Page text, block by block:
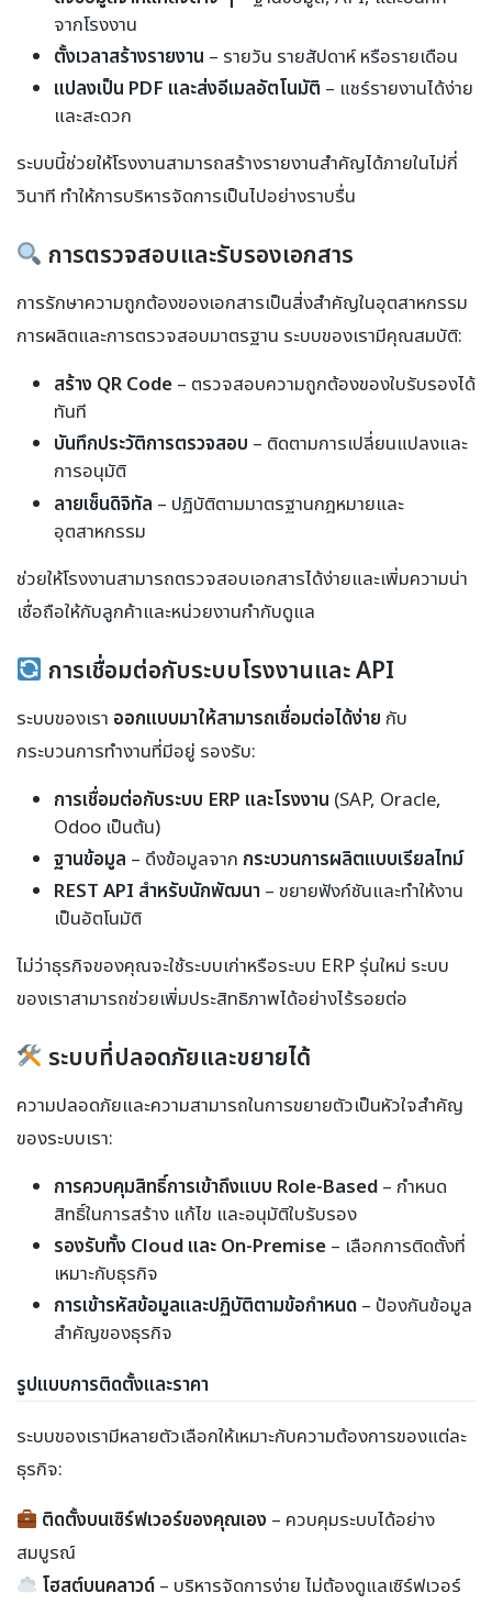
จากโรงงาน
ตั้งเวลาสร้างรายงาน – รายวัน รายสัปดาห์ หรือรายเดือน
แปลงเป็น PDF และส่งอีเมลอัตโนมัติ – แชร์รายงานได้ง่าย
และสะดวก
ระบบนี้ช่วยให้โรงงานสามารถสร้างรายงานสำคัญได้ภายในไม่กี่
วินาที ทำให้การบริหารจัดการเป็นไปอย่างราบรื่น
การตรวจสอบและรับรองเอกสาร
การรักษาความถูกต้องของเอกสารเป็นสิ่งสำคัญในอุตสาหกรรม
การผลิตและการตรวจสอบมาตรฐาน ระบบของเรามีคุณสมบัติ:
สร้าง QR Code– ตรวจสอบความถูกต้องของใบรับรองได้
ทันที
บันทึกประวัติการตรวจสอบ – ติดตามการเปลี่ยนแปลงและ
การอนุมัติ
ลายเซ็นดิจิทัล – ปฏิบัติตามมาตรฐานกฎหมายและ
อุตสาหกรรม
ช่วยให้โรงงานสามารถตรวจสอบเอกสารได้ง่ายและเพิ่มความน่า
เชื่อถือให้กับลูกค้าและหน่วยงานกำกับดูแล
การเชื่อมต่อกับระบบโรงงานและ API
ระบบของเรา ออกแบบมาให้สามารถเชื่อมต่อได้ง่าย กับ
กระบวนการทำงานที่มีอยู่ รองรับ:
การเชื่อมต่อกับระบบ ERP และโรงงาน (SAP, Oracle,
Odoo เป็นต้น)
ฐานข้อมูล – ดึงข้อมูลจาก กระบวนการผลิตแบบเรียลไทม์
REST API สำหรับนักพัฒนา– ขยายฟังก์ชันและทำให้งาน
เป็นอัตโนมัติ
ไม่ว่าธุรกิจของคุณจะใช้ระบบเก่าหรือระบบ ERP รุ่นใหม่ ระบบ
ของเราสามารถช่วยเพิ่มประสิทธิภาพได้อย่างไร้รอยต่อ
ระบบที่ปลอดภัยและขยายได้
ความปลอดภัยและความสามารถในการขยายตัวเป็นหัวใจสำคัญ
ของระบบเรา:
การควบคุมสิทธิ์การเข้าถึงแบบ Role-Based– กำหนด
สิทธิ์ในการสร้าง แก้ไข และอนุมัติใบรับรอง
รองรับทั้ง Cloud และ On-Premise– เลือกการติดตั้งที่
เหมาะกับธุรกิจ
การเข้ารหัสข้อมูลและปฏิบัติตามข้อกำหนด– ป้องกันข้อมูล
สำคัญของธุรกิจ
รูปแบบการติดตั้งและราคา
ระบบของเรามีหลายตัวเลือกให้เหมาะกับความต้องการของแต่ละ
ธุรกิจ:
ติดตั้งบนเซิร์ฟเวอร์ของคุณเอง – ควบคุมระบบได้อย่าง
สมบูรณ์
โฮสต์บนคลาวด์ – บริหารจัดการง่าย ไม่ต้องดูแลเซิร์ฟเวอร์